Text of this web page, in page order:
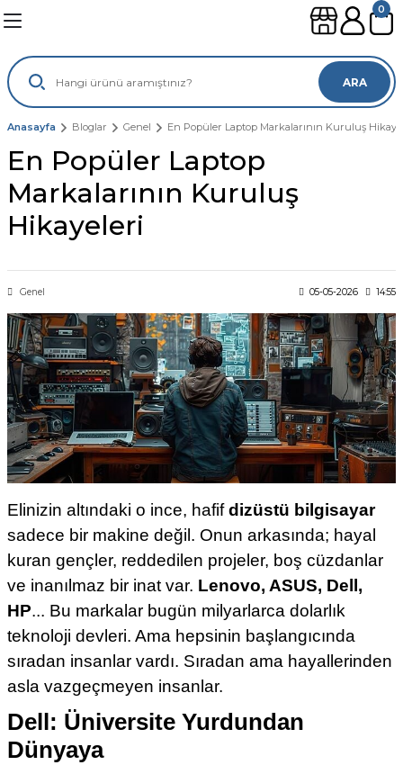
ARA
0
Anasayfa Bloglar Genel En Popüler Laptop Markalarının Kuruluş
En Popüler Laptop
Markalarının Kuruluş
Hikayeleri
Genel 05-05-2026 14:55
Elinizin altındaki o ince, hafifdizüstü bilgisayar
sadece bir makine değil. Onun arkasında; hayal
kuran gençler, reddedilen projeler, boş cüzdanlar
ve inanılmaz bir inat var. Lenovo, ASUS, Dell,
HP... Bu markalar bugün milyarlarca dolarlık
teknoloji devleri. Ama hepsinin başlangıcında
sıradan insanlar vardı. Sıradan ama hayallerinden
asla vazgeçmeyen insanlar.
Dell: Üniversite Yurdundan
Dünyaya